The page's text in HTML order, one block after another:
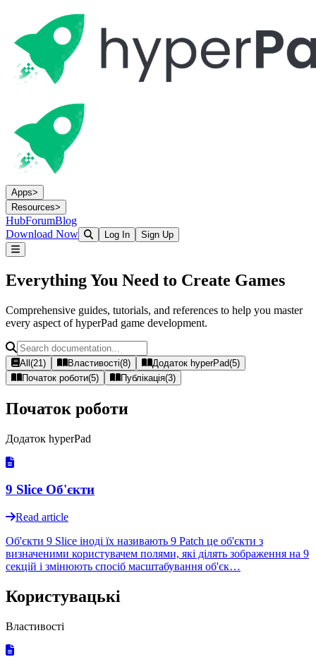
Apps>
Resources>
HubForumBlog
Download Now
Log In Sign Up
Everything You Need to Create Games
Comprehensive guides, tutorials, and references to help you master
every aspect of hyperPad game development.
All (21 ) Властивості(8) Додаток hyperPad(5)
Початок роботи(5) Публікація(3)
Початок роботи
Додаток hyperPad
9 Slice Об'єкти
Read article
Об'єкти 9 Slice іноді їх називають 9 Patch це об'єкти з
визначеними користувачем полями, які ділять зображення на 9
секцій і змінюють спосіб масштабування об'єк…
Користувацькі
Властивості